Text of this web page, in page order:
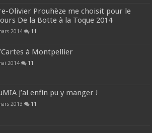
Olivier Prouhèze me choisit pour le
De la Botte à la Toque 2014
2014 11
à Montpellier
2014 11
j’ai enfin pu y manger !
2013 11